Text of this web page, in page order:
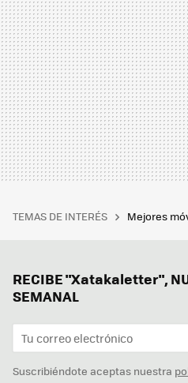
TEMAS DE INTERÉS Mejores
RECIBE "Xatakaletter",
SEMANAL
Suscribiéndote aceptas nuestra